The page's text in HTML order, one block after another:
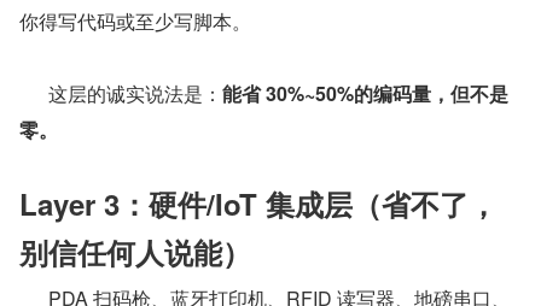
你得写代码或至少写脚本。
      这层的诚实说法是：
能省 30%~50%的编码量，但不是
零。
Layer 3：硬件/IoT 集成层（省不了，
别信任何人说能）